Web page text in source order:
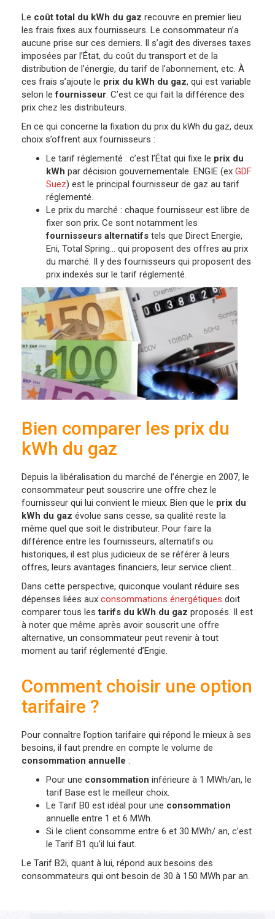
Le coût total du kWh du gaz recouvre en premier lieu
les frais fixes aux fournisseurs. Le consommateur n’a
aucune prise sur ces derniers. Il s’agit des diverses taxes
imposées par l’État, du coût du transport et de la
distribution de l’énergie, du tarif de l’abonnement, etc. À
ces frais s’ajoute le prix du kWh du gaz, qui est variable
selon lefournisseur. C’est ce qui fait la différence des
prix chez les distributeurs.
En ce qui concerne la fixation du prix du kWh du gaz, deux
choix s’offrent aux fournisseurs :
Le tarif réglementé : c’est l’État qui fixe le prix du
kWh par décision gouvernementale. ENGIE (ex GDF
Suez) est le principal fournisseur de gaz au tarif
réglementé.
Le prix du marché : chaque fournisseur est libre de
fixer son prix. Ce sont notamment les
fournisseurs alternatifs tels que Direct Energie,
Eni, Total Spring… qui proposent des offres au prix
du marché. Il y des fournisseurs qui proposent des
prix indexés sur le tarif réglementé.
Bien comparer les prix du
kWh du gaz
Depuis la libéralisation du marché de l’énergie en 2007, le
consommateur peut souscrire une offre chez le
fournisseur qui lui convient le mieux. Bien que le prix du
kWh du gaz évolue sans cesse, sa qualité reste la
même quel que soit le distributeur. Pour faire la
différence entre les fournisseurs, alternatifs ou
historiques, il est plus judicieux de se référer à leurs
offres, leurs avantages financiers, leur service client…
Dans cette perspective, quiconque voulant réduire ses
dépenses liées aux consommations énergétiques doit
comparer tous lestarifs du kWh du gaz proposés. Il est
à noter que même après avoir souscrit une offre
alternative, un consommateur peut revenir à tout
moment au tarif réglementé d’Engie.
Comment choisir une option
tarifaire ?
Pour connaître l’option tarifaire qui répond le mieux à ses
besoins, il faut prendre en compte le volume de
consommation annuelle :
Pour une consommation inférieure à 1 MWh/an, le
tarif Base est le meilleur choix.
Le Tarif B0 est idéal pour une consommation
annuelle entre 1 et 6 MWh.
Si le client consomme entre 6 et 30 MWh/ an, c’est
le Tarif B1 qu’il lui faut.
Le Tarif B2i, quant à lui, répond aux besoins des
consommateurs qui ont besoin de 30 à 150 MWh par an.